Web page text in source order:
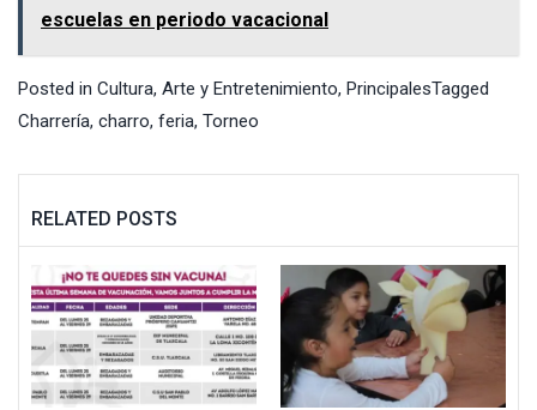
escuelas en periodo vacacional
Posted in Cultura, Arte y Entretenimiento, PrincipalesTagged
Charrería, charro, feria, Torneo
RELATED POSTS